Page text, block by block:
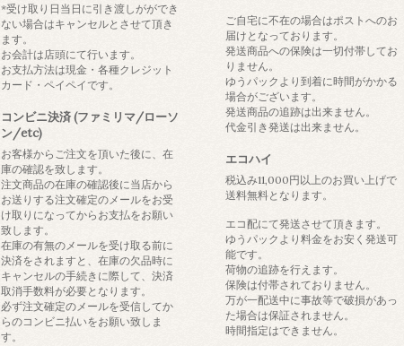
*受け取り日当日に引き渡しがができ
ない場合はキャンセルとさせて頂き
ます。
お会計は店頭にて行います。
お支払方法は現金・各種クレジット
カード・ペイペイです。
コンビニ決済 (ファミリマ/ローソ
ン/etc)
お客様からご注文を頂いた後に、在
庫の確認を致します。
注文商品の在庫の確認後に当店から
お送りする注文確定のメールをお受
け取りになってからお支払をお願い
致します。
在庫の有無のメールを受け取る前に
決済をされますと、在庫の欠品時に
キャンセルの手続きに際して、決済
取消手数料が必要となります。
必ず注文確定のメールを受信してか
らのコンビニ払いをお願い致しま
す。
ご自宅に不在の場合はポストへのお
届けとなっております。
発送商品への保険は一切付帯してお
りません。
ゆうパックより到着に時間がかかる
場合がございます。
発送商品の追跡は出来ません。
代金引き発送は出来ません。
エコハイ
税込み11,000円以上のお買い上げで
送料無料となります。
エコ配にて発送させて頂きます。
ゆうパックより料金をお安く発送可
能です。
荷物の追跡を行えます。
保険は付帯されておりません。
万が一配送中に事故等で破損があっ
た場合は保証されません。
時間指定はできません。